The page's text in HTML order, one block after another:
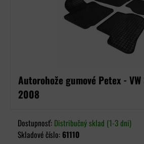
Autorohože gumové Petex -
2008
Dostupnosť: Distribučný sklad (1-3 dni)
Skladové číslo: 61110